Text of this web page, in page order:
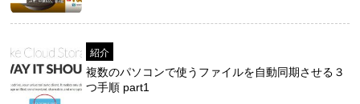
紹介
複数のパソコンで使うファイルを自動同期させる３
つ手順 part1